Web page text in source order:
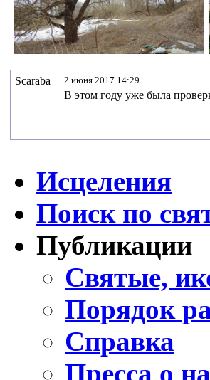
Scaraba 2 июня 2017 14:29
В этом году уже была
Исцеления
Поиск по
Публикации
Святые,
Порядок
Справка
Пресса о